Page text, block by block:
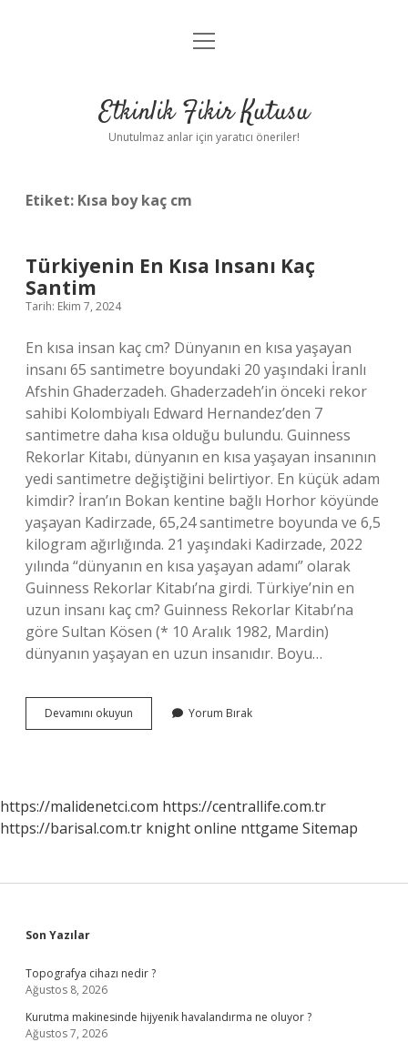
Anasayfa
Yasal Uyarı
menüyü
Etkinlik Fikir Kutusu
Unutulmaz anlar için yaratıcı öneriler!
Etiket: Kısa boy kaç cm
Türkiyenin En Kısa Insanı Kaç
Santim
Tarih: Ekim 7, 2024
En kısa insan kaç cm? Dünyanın en kısa yaşayan
insanı 65 santimetre boyundaki 20 yaşındaki İranlı
Afshin Ghaderzadeh. Ghaderzadeh’in önceki rekor
sahibi Kolombiyalı Edward Hernandez’den 7
santimetre daha kısa olduğu bulundu. Guinness
Rekorlar Kitabı, dünyanın en kısa yaşayan insanının
yedi santimetre değiştiğini belirtiyor. En küçük adam
kimdir? İran’ın Bokan kentine bağlı Horhor köyünde
yaşayan Kadirzade, 65,24 santimetre boyunda ve 6,5
kilogram ağırlığında. 21 yaşındaki Kadirzade, 2022
yılında “dünyanın en kısa yaşayan adamı” olarak
Guinness Rekorlar Kitabı’na girdi. Türkiye’nin en
uzun insanı kaç cm? Guinness Rekorlar Kitabı’na
göre Sultan Kösen (* 10 Aralık 1982, Mardin)
dünyanın yaşayan en uzun insanıdır. Boyu…
Devamını okuyun Türkiyenin
En
Yorum Bırak
https://malidenetci.com https://centrallife.com.tr
https://barisal.com.tr knight online nttgame Sitemap
Sidebar
Son Yazılar
Topografya cihazı nedir ?
Ağustos 8, 2026
Kurutma makinesinde hijyenik havalandırma ne oluyor ?
Ağustos 7, 2026